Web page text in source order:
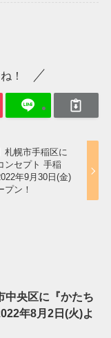
！
札幌市手稲区に
ンセプト 手稲
年9月30日(金)
プン！
中央区に『かたち
年8月2日(火)よ